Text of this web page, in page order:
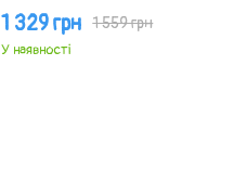
1 559 грн
1 329 грн
У наявності